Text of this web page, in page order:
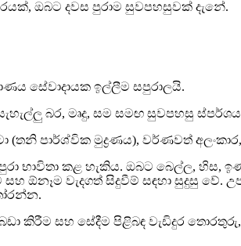
ඔබට දවස පුරාම සුවපහසුවක් දැනේ.
සේවාදායක ඉල්ලීම සපුරාලයි.
සැහැල්ලු බර, මෘදු, සම සමඟ සුවපහසු
(තනි පාර්ශ්වික මුද්‍රණය), වර්ණවත්
භාවිතා කළ හැකිය. ඔබට බෙල්ල,
ඕනෑම වැදගත් සිදුවීම් සඳහා සුදුසු
කිරීම සහ සේදීම පිළිබඳ වැඩිදුර